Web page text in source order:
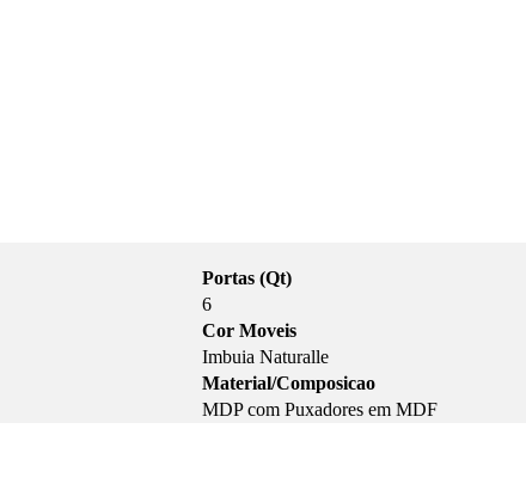
Portas (Qt)
6
Cor Moveis
Imbuia Naturalle
Material/Composicao
MDP com Puxadores em MDF